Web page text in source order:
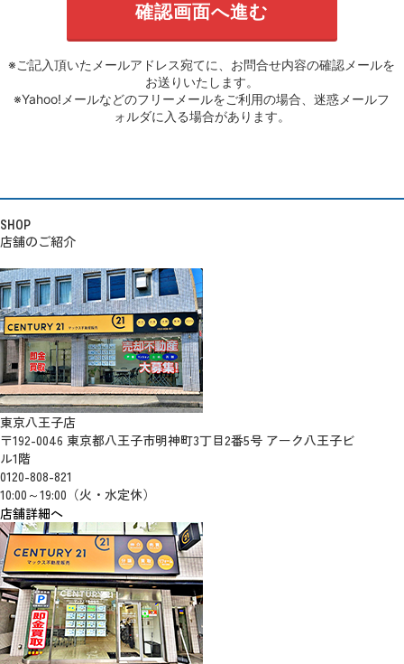
※ご記入頂いたメールアドレス宛てに、お問合せ内容の確認メールを
お送りいたします。
※Yahoo!メールなどのフリーメールをご利用の場合、迷惑メールフ
ォルダに入る場合があります。
SHOP
店舗のご紹介
東京八王子店
〒192-0046 東京都八王子市明神町3丁目2番5号 アーク八王子ビ
ル1階
0120-808-821
10:00～19:00（火・水定休）
店舗詳細へ